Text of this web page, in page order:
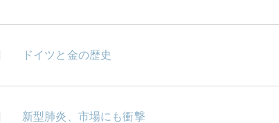
ドイツと金の歴史
新型肺炎、市場にも衝撃